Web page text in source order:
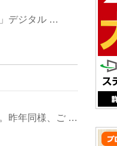
デジタル …
昨年同様、ご …